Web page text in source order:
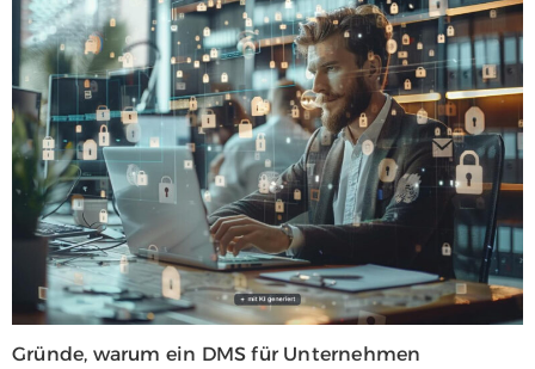
Gründe, warum ein DMS für Unternehmen